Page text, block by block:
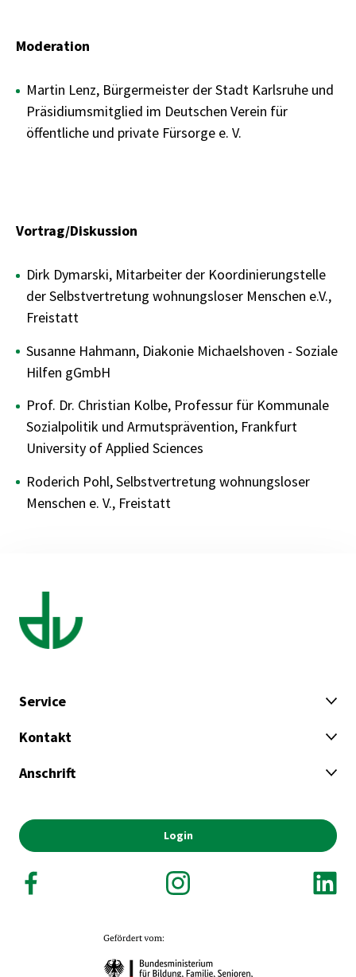
Moderation
Martin Lenz, Bürgermeister der Stadt Karlsruhe und
Präsidiumsmitglied im Deutschen Verein für
öffentliche und private Fürsorge e. V.
Vortrag/Diskussion
Dirk Dymarski, Mitarbeiter der Koordinierungstelle
der Selbstvertretung wohnungsloser Menschen e.V.,
Freistatt
Susanne Hahmann, Diakonie Michaelshoven - Soziale
Hilfen gGmbH
Prof. Dr. Christian Kolbe, Professur für Kommunale
Sozialpolitik und Armutsprävention, Frankfurt
University of Applied Sciences
Roderich Pohl, Selbstvertretung wohnungsloser
Menschen e. V., Freistatt
Service
Kontakt
Anschrift
Login